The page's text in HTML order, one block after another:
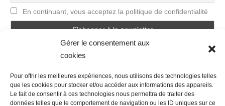
Gérer le consentement aux
cookies
Pour offrir les meilleures expériences, nous utilisons des technologies telles
que les cookies pour stocker et/ou accéder aux informations des appareils.
Le fait de consentir à ces technologies nous permettra de traiter des
données telles que le comportement de navigation ou les ID uniques sur ce
En continuant, vous acceptez la politique de confidentialité